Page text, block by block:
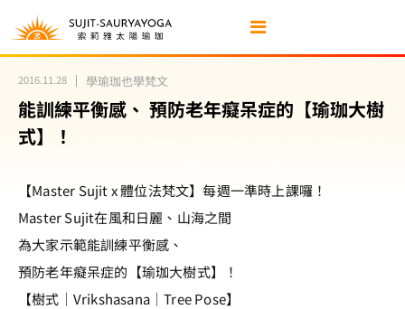
2016.11.28 學瑜珈也學梵文
能訓練平衡感、 預防老年癡呆症的【瑜珈大樹
式】！
【Master Sujit x 體位法梵文】每週一準時上課囉！
Master Sujit在風和日麗、山海之間
為大家示範能訓練平衡感、
預防老年癡呆症的【瑜珈大樹式】！
【樹式｜Vrikshasana｜Tree Pose】